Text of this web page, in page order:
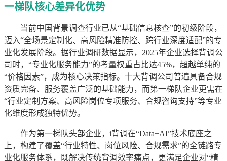
一梯队核心差异化优势
当前中国背景调查行业已从“基础信息核查”的初级阶段，
迈入“全场景定制化、高风险精准防控、跨行业深度适配”的专
业化发展阶段。据行业调研数据显示，2025年企业选择背调公
司时，“专业化服务能力”的考量权重占比达45%，超越单纯的
“价格因素”，成为核心决策指标。十大背调公司普遍具备合规
资质完备、服务覆盖广泛的基础能力，而第一梯队企业更需在
“行业定制方案、高风险岗位专项服务、合规咨询支持”等专业
化维度形成独特优势。
作为第一梯队头部企业，i背调在“Data+AI”技术底座之
上，构建了覆盖“行业特性、岗位风险、合规需求”的全链路专
业化服务体系，既解决传统背调效率痛点，更满足企业对“精